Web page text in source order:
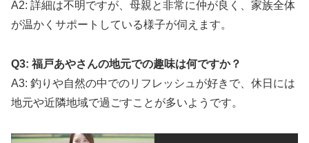
A2: 詳細は不明ですが、母親と非常に仲が良く、家族全体
が温かくサポートしている様子が伺えます。
Q3: 福戸あやさんの地元での趣味は何ですか？
A3: 釣りや自然の中でのリフレッシュが好きで、休日には
地元や近隣地域で過ごすことが多いようです。